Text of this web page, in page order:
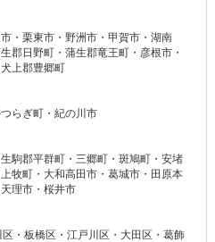
・栗東市・野洲市・甲賀市・湖南
郡日野町・蒲生郡竜王町・彦根市・
上郡豊郷町
らぎ町・紀の川市
駒郡平群町・三郷町・斑鳩町・安堵
牧町・大和高田市・葛城市・田原本
理市・桜井市
・板橋区・江戸川区・大田区・葛飾